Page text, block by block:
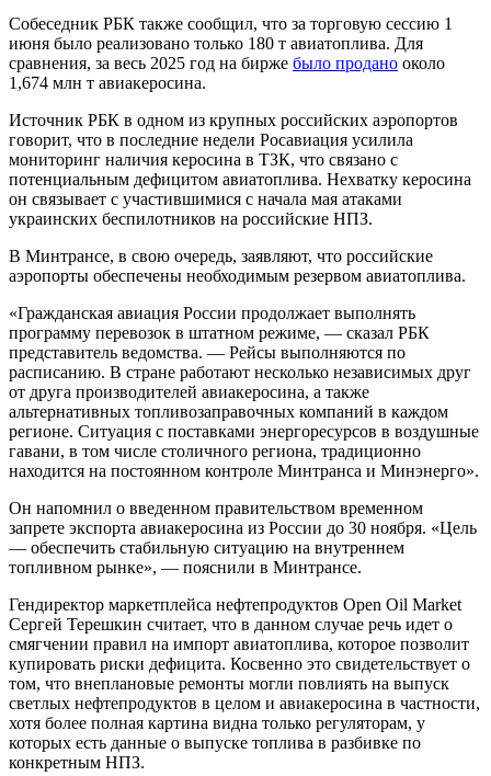
Собеседник РБК также сообщил, что за торговую сессию 1
июня было реализовано только 180 т авиатоплива. Для
сравнения, за весь 2025 год на бирже было продано около
1,674 млн т авиакеросина.
Источник РБК в одном из крупных российских аэропортов
говорит, что в последние недели Росавиация усилила
мониторинг наличия керосина в ТЗК, что связано с
потенциальным дефицитом авиатоплива. Нехватку керосина
он связывает с участившимися с начала мая атаками
украинских беспилотников на российские НПЗ.
В Минтрансе, в свою очередь, заявляют, что российские
аэропорты обеспечены необходимым резервом авиатоплива.
«Гражданская авиация России продолжает выполнять
программу перевозок в штатном режиме, — сказал РБК
представитель ведомства. — Рейсы выполняются по
расписанию. В стране работают несколько независимых друг
от друга производителей авиакеросина, а также
альтернативных топливозаправочных компаний в каждом
регионе. Ситуация с поставками энергоресурсов в воздушные
гавани, в том числе столичного региона, традиционно
находится на постоянном контроле Минтранса и Минэнерго».
Он напомнил о введенном правительством временном
запрете экспорта авиакеросина из России до 30 ноября. «Цель
— обеспечить стабильную ситуацию на внутреннем
топливном рынке», — пояснили в Минтрансе.
Гендиректор маркетплейса нефтепродуктов Open Oil Market
Сергей Терешкин считает, что в данном случае речь идет о
смягчении правил на импорт авиатоплива, которое позволит
купировать риски дефицита. Косвенно это свидетельствует о
том, что внеплановые ремонты могли повлиять на выпуск
светлых нефтепродуктов в целом и авиакеросина в частности,
хотя более полная картина видна только регуляторам, у
которых есть данные о выпуске топлива в разбивке по
конкретным НПЗ.